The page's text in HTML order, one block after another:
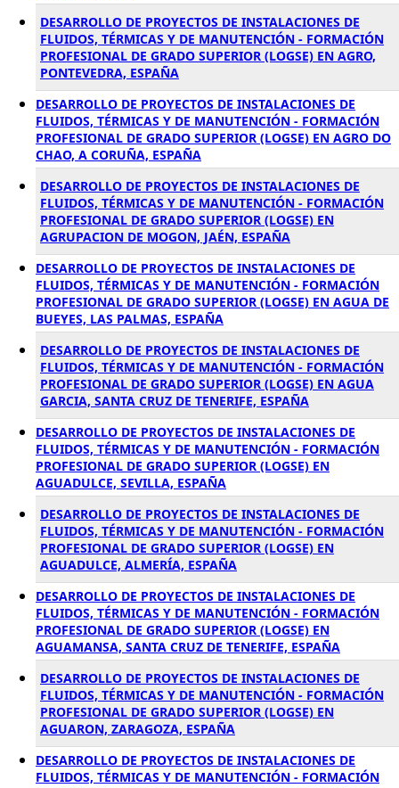
DESARROLLO DE PROYECTOS DE INSTALACIONES DE
FLUIDOS, TÉRMICAS Y DE MANUTENCIÓN - FORMACIÓN
PROFESIONAL DE GRADO SUPERIOR (LOGSE) EN AGRO,
PONTEVEDRA, ESPAÑA
DESARROLLO DE PROYECTOS DE INSTALACIONES DE
FLUIDOS, TÉRMICAS Y DE MANUTENCIÓN - FORMACIÓN
PROFESIONAL DE GRADO SUPERIOR (LOGSE) EN AGRO DO
CHAO, A CORUÑA, ESPAÑA
DESARROLLO DE PROYECTOS DE INSTALACIONES DE
FLUIDOS, TÉRMICAS Y DE MANUTENCIÓN - FORMACIÓN
PROFESIONAL DE GRADO SUPERIOR (LOGSE) EN
AGRUPACION DE MOGON, JAÉN, ESPAÑA
DESARROLLO DE PROYECTOS DE INSTALACIONES DE
FLUIDOS, TÉRMICAS Y DE MANUTENCIÓN - FORMACIÓN
PROFESIONAL DE GRADO SUPERIOR (LOGSE) EN AGUA DE
BUEYES, LAS PALMAS, ESPAÑA
DESARROLLO DE PROYECTOS DE INSTALACIONES DE
FLUIDOS, TÉRMICAS Y DE MANUTENCIÓN - FORMACIÓN
PROFESIONAL DE GRADO SUPERIOR (LOGSE) EN AGUA
GARCIA, SANTA CRUZ DE TENERIFE, ESPAÑA
DESARROLLO DE PROYECTOS DE INSTALACIONES DE
FLUIDOS, TÉRMICAS Y DE MANUTENCIÓN - FORMACIÓN
PROFESIONAL DE GRADO SUPERIOR (LOGSE) EN
AGUADULCE, SEVILLA, ESPAÑA
DESARROLLO DE PROYECTOS DE INSTALACIONES DE
FLUIDOS, TÉRMICAS Y DE MANUTENCIÓN - FORMACIÓN
PROFESIONAL DE GRADO SUPERIOR (LOGSE) EN
AGUADULCE, ALMERÍA, ESPAÑA
DESARROLLO DE PROYECTOS DE INSTALACIONES DE
FLUIDOS, TÉRMICAS Y DE MANUTENCIÓN - FORMACIÓN
PROFESIONAL DE GRADO SUPERIOR (LOGSE) EN
AGUAMANSA, SANTA CRUZ DE TENERIFE, ESPAÑA
DESARROLLO DE PROYECTOS DE INSTALACIONES DE
FLUIDOS, TÉRMICAS Y DE MANUTENCIÓN - FORMACIÓN
PROFESIONAL DE GRADO SUPERIOR (LOGSE) EN
AGUARON, ZARAGOZA, ESPAÑA
DESARROLLO DE PROYECTOS DE INSTALACIONES DE
FLUIDOS, TÉRMICAS Y DE MANUTENCIÓN - FORMACIÓN